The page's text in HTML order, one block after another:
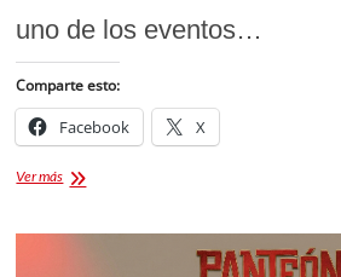
uno de los eventos…
Comparte esto:
Facebook X
Ver más¡Imperdible!
en